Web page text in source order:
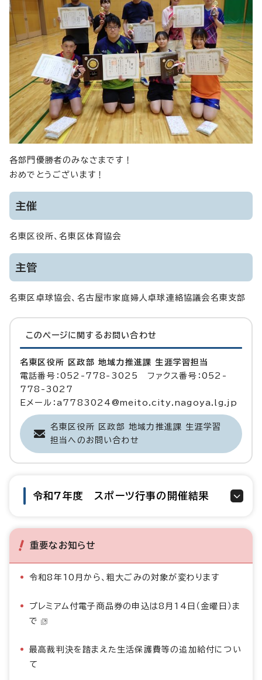
各部門優勝者のみなさまです！
おめでとうございます！
主催
名東区役所、名東区体育協会
主管
名東区卓球協会、名古屋市家庭婦人卓球連絡協議会名東支部
このページに関する お問い合わせ
名東区役所 区政部 地域力推進課 生涯学習担当
電話番号：052-778-3025 ファクス番号：052-
778-3027
Eメール：a7783024@meito.city.nagoya.lg.jp
名東区役所 区政部 地域力推進課 生涯学習
担当へのお問い合わせ
令和7年度 スポーツ行事の開催結果
重要なお知らせ
令和8年10月から、粗大ごみの対象が変わります
プレミアム付電子商品券の申込は8月14日（金曜日）ま
で
最高裁判決を踏まえた生活保護費等の追加給付につい
て